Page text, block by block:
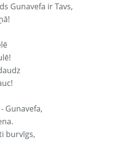
Gunavefa ir Tavs,
Gunavefa,
burvīgs,